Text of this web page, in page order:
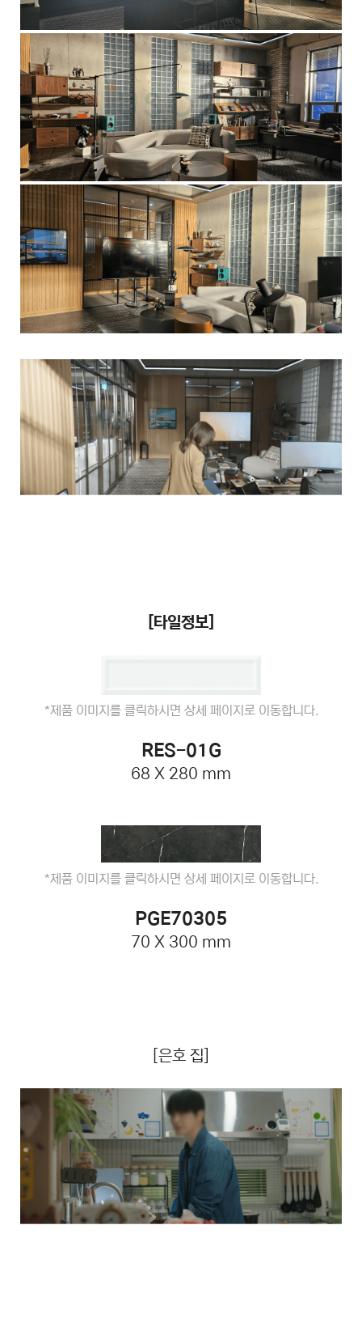
[타일정보]
*제품 이미지를 클릭하시면 상세 페이지로 이동합니다.
RES-01G
68 X 280 mm
*제품 이미지를 클릭하시면 상세 페이지로 이동합니다.
PGE70305
70 X 300 mm
[은호 집]